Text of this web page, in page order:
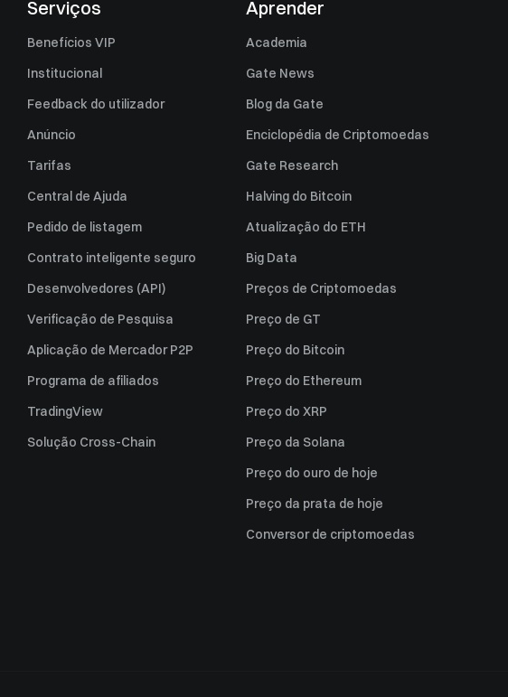
Serviços
Benefícios VIP
Institucional
Feedback do utilizador
Anúncio
Tarifas
Central de Ajuda
Pedido de listagem
Contrato inteligente seguro
Desenvolvedores (API)
Verificação de Pesquisa
Aplicação de Mercador P2P
Programa de afiliados
TradingView
Solução Cross-Chain
Aprender
Academia
Gate News
Blog da Gate
Enciclopédia de Criptomoedas
Gate Research
Halving do Bitcoin
Atualização do ETH
Big Data
Preços de Criptomoedas
Preço de GT
Preço do Bitcoin
Preço do Ethereum
Preço do XRP
Preço da Solana
Preço do ouro de hoje
Preço da prata de hoje
Conversor de criptomoedas